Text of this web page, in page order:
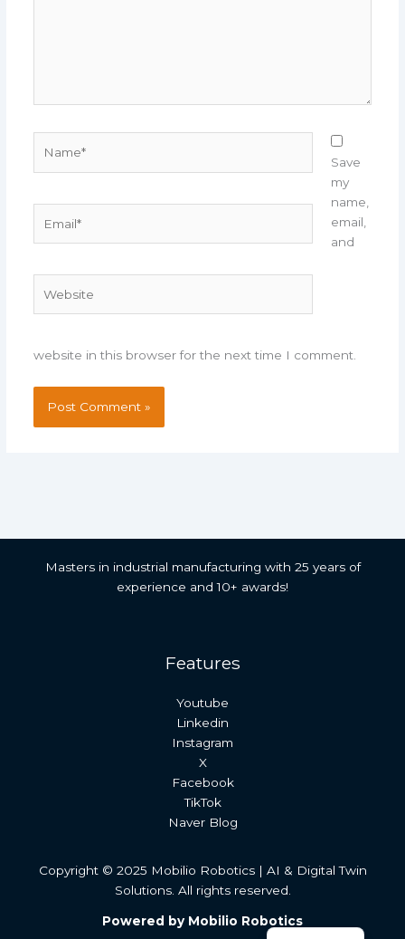
Save
my
name,
email,
and
website in this browser for the next time I comment.
Masters in industrial manufacturing with 25 years of
experience and 10+ awards!
Features
Youtube
Linkedin
Instagram
X
Facebook
TikTok
Naver Blog
Copyright © 2025 Mobilio Robotics | AI & Digital Twin
Solutions. All rights reserved.
Powered by Mobilio Robotics한국어